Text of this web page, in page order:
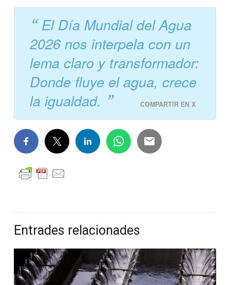
El Día Mundial del Agua
2026 nos interpela con un
lema claro y transformador:
Donde fluye el agua, crece
la igualdad.
COMPARTIR EN X
Entrades relacionades